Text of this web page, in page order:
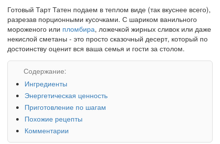
Готовый Тарт Татен подаем в теплом виде (так вкуснее всего),
разрезав порционными кусочками. С шариком ванильного
мороженого или пломбира, ложечкой жирных сливок или даже
некислой сметаны - это просто сказочный десерт, который по
достоинству оценит вся ваша семья и гости за столом.
Содержание:
Ингредиенты
Энергетическая ценность
Приготовление по шагам
Похожие рецепты
Комментарии